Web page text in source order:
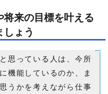
来の目標を叶える
ょう
思っている人は、今所
機能しているのか、ま
うかを考えながら仕事